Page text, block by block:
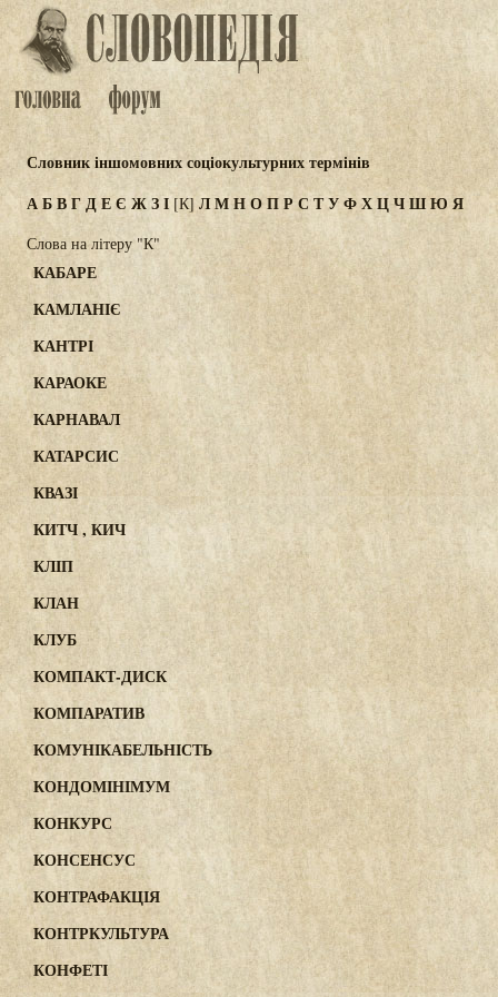
Словник іншомовних соціокультурних термінів
АБВГДЕЄ ЖЗІ [К]ЛМНОПРСТУФХЦЧШЮ Я
Слова на літеру "К"
КАБАРЕ
КАМЛАНІЄ
КАНТРІ
КАРАОКЕ
КАРНАВАЛ
КАТАРСИС
КВАЗІ
КИТЧ , КИЧ
КЛІП
КЛАН
КЛУБ
КОМПАКТ-ДИСК
КОМПАРАТИВ
КОМУНІКАБЕЛЬНІСТЬ
КОНДОМІНІМУМ
КОНКУРС
КОНСЕНСУС
КОНТРАФАКЦІЯ
КОНТРКУЛЬТУРА
КОНФЕТІ